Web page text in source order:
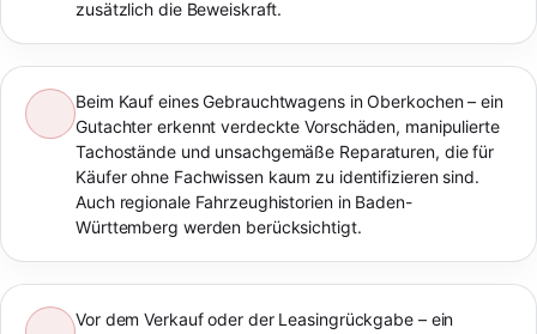
zusätzlich die Beweiskraft.
Beim Kauf eines Gebrauchtwagens in Oberkochen – ein
Gutachter erkennt verdeckte Vorschäden, manipulierte
Tachostände und unsachgemäße Reparaturen, die für
Käufer ohne Fachwissen kaum zu identifizieren sind.
Auch regionale Fahrzeughistorien in Baden-
Württemberg werden berücksichtigt.
Vor dem Verkauf oder der Leasingrückgabe – ein